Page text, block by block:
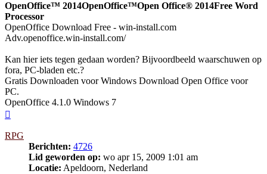
OpenOffice™‎ 2014OpenOffice™‎Open Office® 2014Free Word
Processor
OpenOffice Download Free - win-install.com‎
Adv.openoffice.win-install.com/‎
Kan hier iets tegen gedaan worden? Bijvoordbeeld waarschuwen op
fora, PC-bladen etc.?
Gratis Downloaden voor Windows Download Open Office voor
PC.
OpenOffice 4.1.0 Windows 7
RPG
Berichten: 4726
Lid geworden op: wo apr 15, 2009 1:01 am
Locatie: Apeldoorn, Nederland